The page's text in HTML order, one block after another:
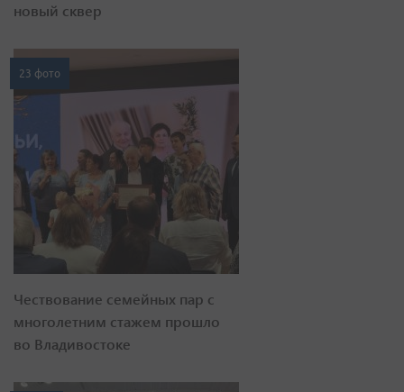
новый сквер
23 фото
Чествование семейных пар с
многолетним стажем прошло
во Владивостоке